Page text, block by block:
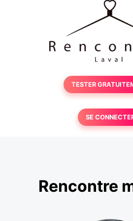
TESTER
SE
Rencontre